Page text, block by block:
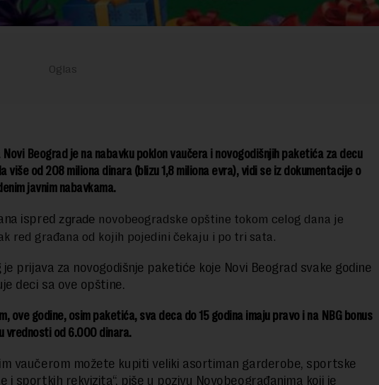
Novi Beograd je na nabavku poklon vaučera i novogodišnjih paketića za decu
više od 208 miliona dinara (blizu 1,8 miliona evra), vidi se iz dokumentacije o
javnim nabavkama.
ispred zgrade novobeogradske opštine tokom celog dana je
red građana od kojih pojedini čekaju i po tri sata.
je prijava za novogodišnje paketiće koje Novi Beograd svake godine
deci sa ove opštine.
ove godine, osim paketića, sva deca do 15 godina imaju pravo i na NBG bonus
vrednosti od 6.000 dinara.
vaučerom možete kupiti veliki asortiman garderobe, sportske
i sportkih rekvizita“, piše u pozivu Novobeograđanima koji je